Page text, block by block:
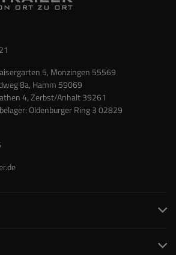
5, Monzingen 55569
8a, Hamm 59069
4, Zerbst/Anhalt 39261
Oldenburger Ring 3 02829